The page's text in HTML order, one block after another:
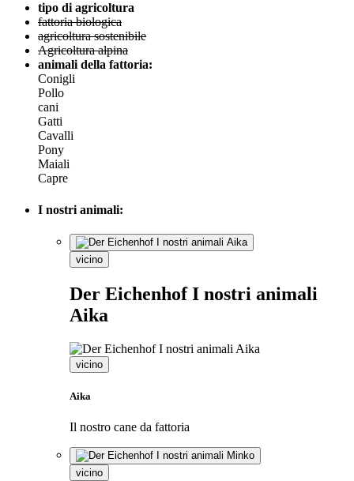
tipo di agricoltura
fattoria biologica
agricoltura sostenibile
Agricoltura alpina
animali della fattoria:
Conigli
Pollo
cani
Gatti
Cavalli
Pony
Maiali
Capre
I nostri animali:
vicino
Der Eichenhof I nostri animali
Aika
vicino
Aika
Il nostro cane da fattoria
vicino